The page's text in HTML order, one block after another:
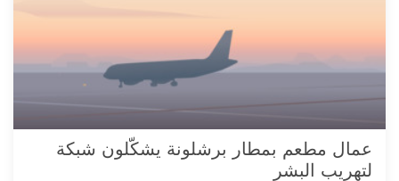
عمال مطعم بمطار برشلونة يشكّلون شبكة
لتهريب البشر